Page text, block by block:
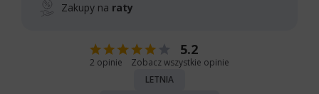
Zakupy na raty
5.2
2 opinie
Zobacz wszystkie opinie
LETNIA